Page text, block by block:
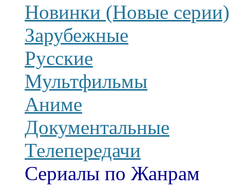
Новинки (Новые серии)
Зарубежные
Русские
Мультфильмы
Аниме
Документальные
Телепередачи
Сериалы по Жанрам